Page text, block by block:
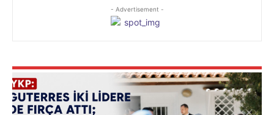
- Advertisement -